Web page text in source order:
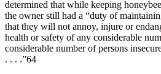
determined that while keeping
the owner still had a “duty of
that they will not annoy, injure or
health or safety of any considerable
considerable number of persons
. . . .”64